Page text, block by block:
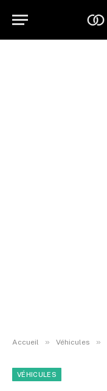
Accueil » Véhicules »
VÉHICULES